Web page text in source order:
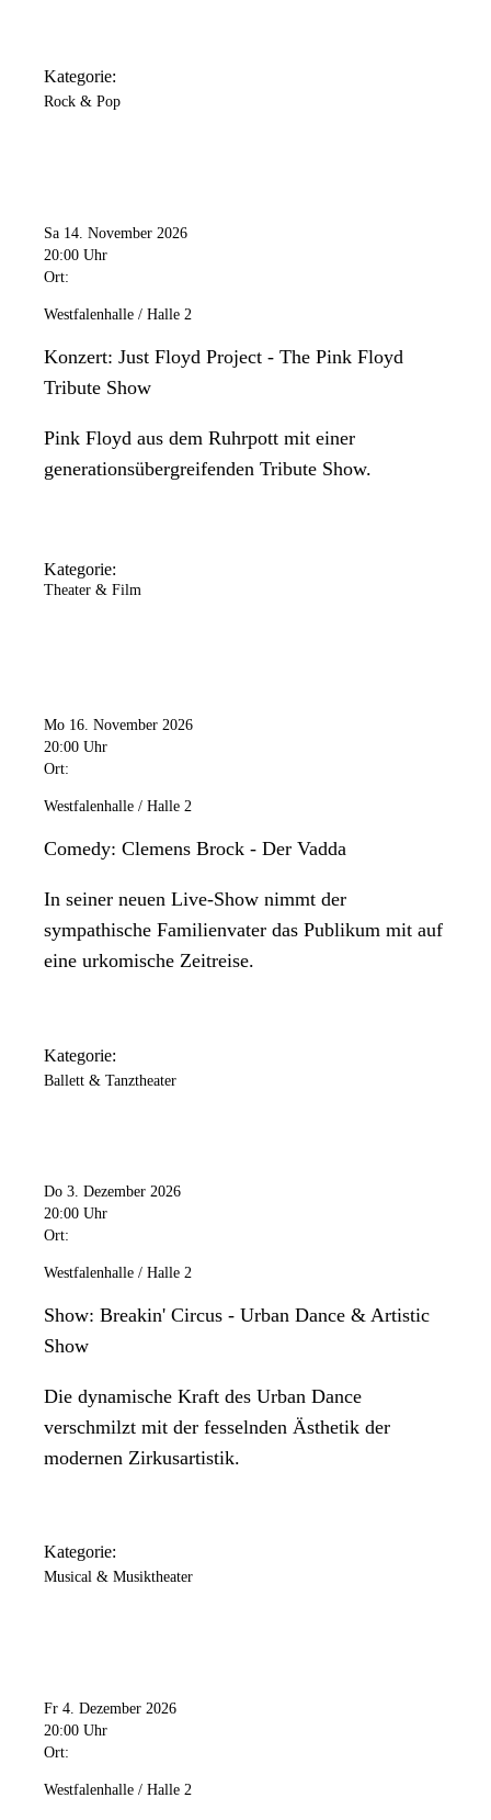
Kategorie:
Rock & Pop
Sa 14. November 2026
20:00 Uhr
Ort:
Westfalenhalle / Halle 2
Konzert: Just Floyd Project - The Pink Floyd
Tribute Show
Pink Floyd aus dem Ruhrpott mit einer
generationsübergreifenden Tribute Show.
Kategorie:
Theater & Film
Mo 16. November 2026
20:00 Uhr
Ort:
Westfalenhalle / Halle 2
Comedy: Clemens Brock - Der Vadda
In seiner neuen Live-Show nimmt der
sympathische Familienvater das Publikum mit auf
eine urkomische Zeitreise.
Kategorie:
Ballett & Tanztheater
Do 3. Dezember 2026
20:00 Uhr
Ort:
Westfalenhalle / Halle 2
Show: Breakin' Circus - Urban Dance & Artistic
Show
Die dynamische Kraft des Urban Dance
verschmilzt mit der fesselnden Ästhetik der
modernen Zirkusartistik.
Kategorie:
Musical & Musiktheater
Fr 4. Dezember 2026
20:00 Uhr
Ort:
Westfalenhalle / Halle 2